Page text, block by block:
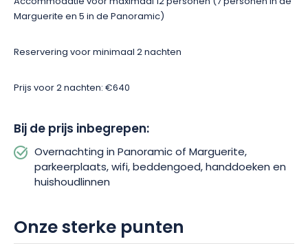
plezierige vakantie, met toegang tot het terras, de barbecue,
de tuin en de zelfvoorzienende biologische moestuin.
Hoewel de getoonde prijs geldt voor de huur van 2 gîtes voor
ontvang je een persoonlijk welkom met een klein drankje, Wi-
eindschoonmaak zijn ook inbegrepen in de huurprijs.
extraatje worden je bedden opgemaakt en krijg je een
badhanddoek per persoon.
Marguerite en 5 in de Panoramic)
Reservering voor minimaal 2 nachten
Prijs voor 2 nachten: €640
Bij de prijs inbegrepen:
Overnachting in Panoramic of Marguerite,
parkeerplaats, wifi, beddengoed, handdoeken en
huishoudlinnen
Onze sterke punten